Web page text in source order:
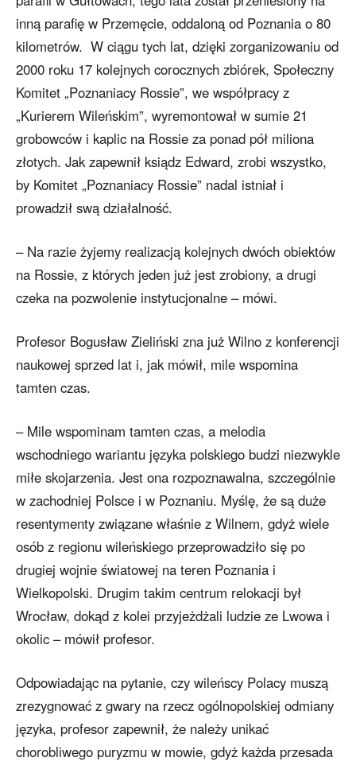
inną parafię w Przemęcie, oddaloną od Poznania o 80
kilometrów. W ciągu tych lat, dzięki zorganizowaniu od
2000 roku 17 kolejnych corocznych zbiórek, Społeczny
Komitet „Poznaniacy Rossie”, we współpracy z
„Kurierem Wileńskim”, wyremontował w sumie 21
grobowców i kaplic na Rossie za ponad pół miliona
złotych. Jak zapewnił ksiądz Edward, zrobi wszystko,
by Komitet „Poznaniacy Rossie” nadal istniał i
prowadził swą działalność.
– Na razie żyjemy realizacją kolejnych dwóch obiektów
na Rossie, z których jeden już jest zrobiony, a drugi
czeka na pozwolenie instytucjonalne – mówi.
Profesor Bogusław Zieliński zna już Wilno z konferencji
naukowej sprzed lat i, jak mówił, mile wspomina
tamten czas.
– Mile wspominam tamten czas, a melodia
wschodniego wariantu języka polskiego budzi niezwykle
miłe skojarzenia. Jest ona rozpoznawalna, szczególnie
w zachodniej Polsce i w Poznaniu. Myślę, że są duże
resentymenty związane właśnie z Wilnem, gdyż wiele
osób z regionu wileńskiego przeprowadziło się po
drugiej wojnie światowej na teren Poznania i
Wielkopolski. Drugim takim centrum relokacji był
Wrocław, dokąd z kolei przyjeżdżali ludzie ze Lwowa i
okolic – mówił profesor.
Odpowiadając na pytanie, czy wileńscy Polacy muszą
zrezygnować z gwary na rzecz ogólnopolskiej odmiany
języka, profesor zapewnił, że należy unikać
chorobliwego puryzmu w mowie, gdyż każda przesada